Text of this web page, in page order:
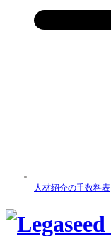
人材紹介の手数料表